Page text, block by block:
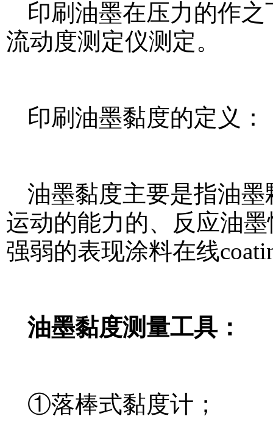
印刷油墨在压力的作
流动度测定仪测定。
印刷油墨黏度的定义：
油墨黏度主要是指油
运动的能力的、反应油
强弱的表现涂料在线
油墨黏度测量工具：
①落棒式黏度计；